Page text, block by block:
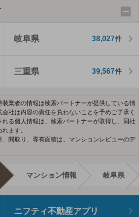
岐阜県 38,027件
三重県 39,567件
業者の情報は検索パートナーが提供している情
社は内容の責任を負わないことを予めご了承く
る個人情報は、検索パートナーが取得し、同社
ます。
間取り、専有面積は、マンションレビューのデ
マンション情報 岐阜県
ニフティ不動産アプリ